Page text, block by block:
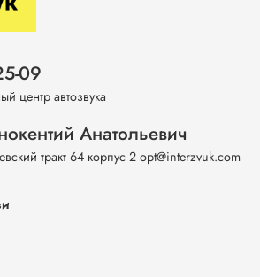
09
центр автозвука
Анатольевич
тракт 64 корпус 2 opt@interzvuk.com